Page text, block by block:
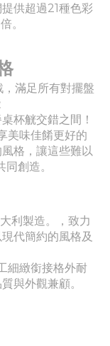
供超過21種色彩
。
滿足所有對擺盤
杯觥交錯之間！
美味佳餚更好的
格，讓這些難以
創造。
利製造。，致力
代簡約的風格及
細緻銜接格外耐
與外觀兼顧。